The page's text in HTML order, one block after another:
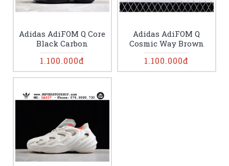
Adidas AdiFOM Q Core
Black Carbon
1.100.000đ
Adidas AdiFOM Q
Cosmic Way Brown
1.100.000đ